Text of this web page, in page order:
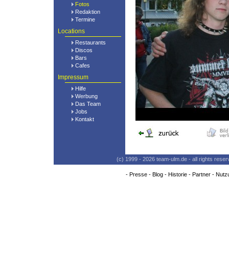
Fotos
Redaktion
Termine
Locations
Restaurants
Discos
Bars
Cafes
Impressum
Hilfe
Werbung
Das Team
Jobs
Kontakt
(c) 1999 - 2026 team-ulm.de - all rights
- Presse- Blog- Historie- Partner-